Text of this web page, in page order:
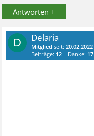
Antworten +
D Delaria
Mitglied seit:20.02.2022
Beiträge: 12 Danke: 17